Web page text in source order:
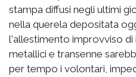
stampa diffusi negli ultimi
nella querela depositata
l'allestimento improvviso di
metallici e transenne
per tempo i volontari,